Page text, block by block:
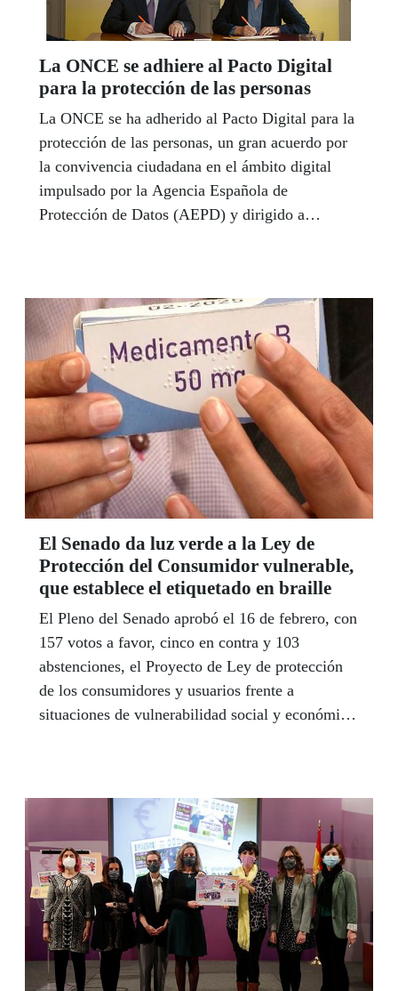
La ONCE se adhiere al Pacto Digital
para la protección de las personas
La ONCE se ha adherido al Pacto Digital para la
protección de las personas, un gran acuerdo por
la convivencia ciudadana en el ámbito digital
impulsado por la Agencia Española de
Protección de Datos (AEPD) y dirigido a
El Senado da luz verde a la Ley de
Protección del Consumidor vulnerable,
que establece el etiquetado en braille
El Pleno del Senado aprobó el 16 de febrero, con
157 votos a favor, cinco en contra y 103
abstenciones, el Proyecto de Ley de protección
de los consumidores y usuarios frente a
situaciones de vulnerabilidad social y económica,
el etiquetado en braille para productos e insta al
Gobierno a legislar contra la exclusión financiera
a las personas mayores en un plazo de tres
meses.